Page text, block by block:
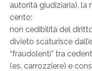
autorità giudiziaria), la
cento;
non cedibilità del
divieto scaturisce
“fraudolenti” tra
(es. carrozziere) e